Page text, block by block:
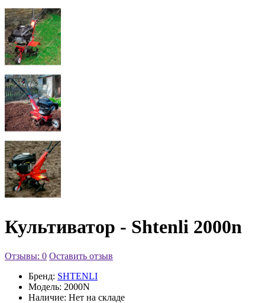
Культиватор - Shtenli 2000n
Отзывы: 0 Оставить отзыв
Бренд: SHTENLI
Модель: 2000N
Наличие: Нет на складе